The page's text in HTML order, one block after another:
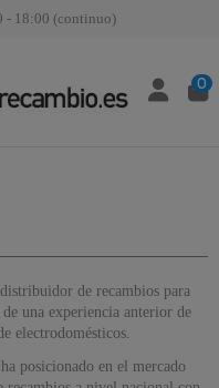
- 18:00 (continuo)
0
de recambios para
una experiencia anterior de
electrodomésticos.
posicionado en el mercado